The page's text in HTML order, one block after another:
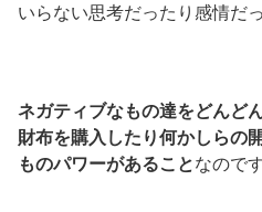
いらない思考だったり感情だっ
ネガティブなもの達をどんど
財布を購入したり何かしらの
ものパワーがあることなのです